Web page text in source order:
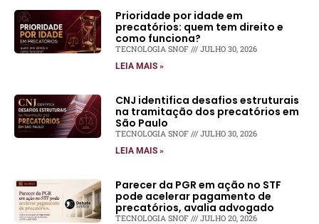
Prioridade por idade em
precatórios: quem tem direito e
como funciona?
TECNOLOGIA SNOF JULHO 30, 2026
LEIA MAIS »
CNJ identifica desafios estruturais
na tramitação dos precatórios em
São Paulo
TECNOLOGIA SNOF JULHO 30, 2026
LEIA MAIS »
Parecer da PGR em ação no STF
pode acelerar pagamento de
precatórios, avalia advogado
TECNOLOGIA SNOF JULHO 20, 2026